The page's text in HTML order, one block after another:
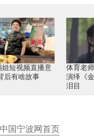
姐短视频直播意
后有啥故事
体育老
演绎《
泪目
中国宁波网首页